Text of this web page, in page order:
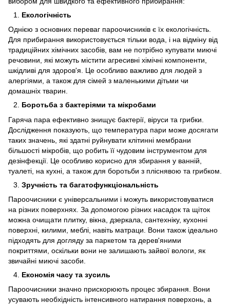
Екологічність
Однією з основних переваг пароочисників є їх екологічність.
Для прибирання використовується тільки вода, і на відміну від
традиційних хімічних засобів, вам не потрібно купувати миючі
речовини, які можуть містити агресивні хімічні компоненти,
шкідливі для здоров'я. Це особливо важливо для людей з
алергіями, а також для сімей з маленькими дітьми чи
домашніх тварин.
Боротьба з бактеріями та мікробами
Гаряча пара ефективно знищує бактерії, віруси та грибки.
Дослідження показують, що температура пари може досягати
таких значень, які здатні руйнувати клітинні мембрани
більшості мікробів, що робить її чудовим інструментом для
дезінфекції. Це особливо корисно для збирання у ванній,
туалеті, на кухні, а також для боротьби з пліснявою та грибком.
Зручність та багатофункціональність
Пароочисники є універсальними і можуть використовуватися
на різних поверхнях. За допомогою різних насадок та щіток
можна очищати плитку, вікна, дзеркала, сантехніку, кухонні
поверхні, килими, меблі, навіть матраци. Вони також ідеально
підходять для догляду за паркетом та дерев'яними
покриттями, оскільки вони не залишають зайвої вологи, як
звичайні миючі засоби.
Економія часу та зусиль
Пароочисники значно прискорюють процес збирання. Вони
усувають необхідність інтенсивного натирання поверхонь, а